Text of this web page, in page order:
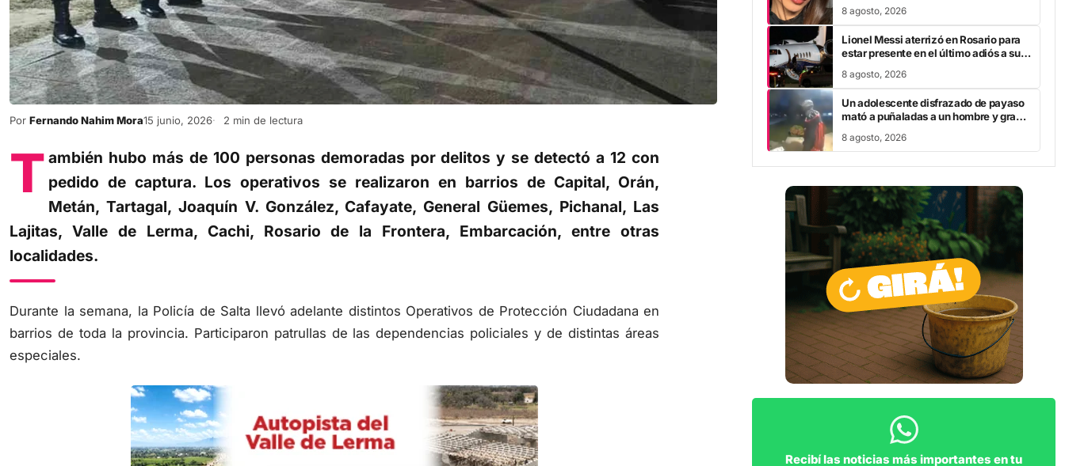
PorFernando Nahim Mora15 junio, 2026 2 min de lectura
T pedido de captura. Los operativos se realizaron en barrios de Capital, Orán,
Metán, Tartagal, Joaquín V. González, Cafayate, General Güemes, Pichanal, Las
Lajitas, Valle de Lerma, Cachi, Rosario de la Frontera, Embarcación, entre otras
localidades.
barrios de toda la provincia. Participaron patrullas de las dependencias policiales y de distintas áreas
especiales.
Lionel Messi aterrizó en Rosario para
estar presente en el último adiós a su
padre Jorge
8 agosto, 2026
Un adolescente disfrazado de payaso
mató a puñaladas a un hombre y grabó
un escalofriante mensaje: “Te estoy
buscando”
8 agosto, 2026
Recibí las noticias más importantes en tu
WhatsApp